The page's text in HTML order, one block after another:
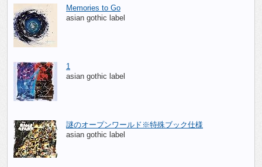
Memories to Go
asian gothic label
1
asian gothic label
謎のオープンワールド※特殊ブック仕様
asian gothic label